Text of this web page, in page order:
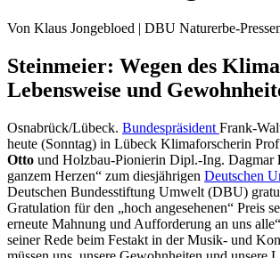
Von Klaus Jongebloed | DBU Naturerbe-
Steinmeier: Wegen des
Lebensweise und
Osnabrück/Lübeck. Bundespräsident Frank-
heute (Sonntag) in Lübeck Klimaforscherin
Otto und Holzbau-Pionierin Dipl.-Ing. Dagmar
ganzem Herzen“ zum diesjährigen Deutschen
Deutschen Bundesstiftung Umwelt (DBU)
Gratulation für den „hoch angesehenen“ Preis
erneute Mahnung und Aufforderung an uns
seiner Rede beim Festakt in der Musik- und